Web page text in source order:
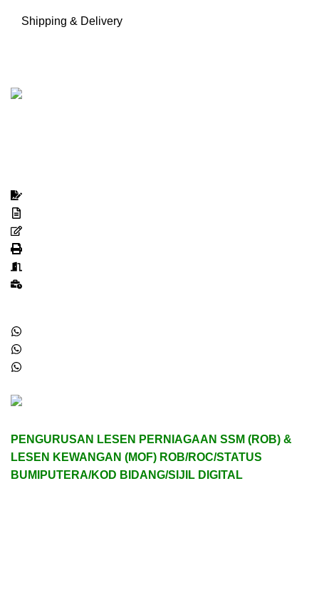
Shipping & Delivery
PENGURUSAN LESEN PERNIAGAAN SSM (ROB) &
LESEN KEWANGAN (MOF) ROB/ROC/STATUS
BUMIPUTERA/KOD BIDANG/SIJIL DIGITAL